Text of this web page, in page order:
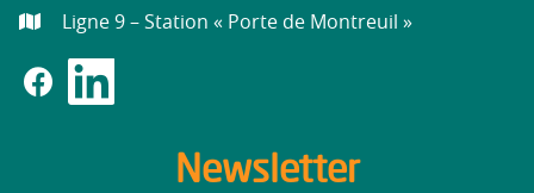
Ligne 9 – Station « Porte de Montreuil »
Newsletter